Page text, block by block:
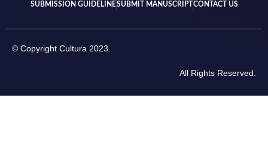
SUBMISSION GUIDELINESUBMIT MANUSCRIPT CONTACT US
© Copyright Cultura 2023.
All Rights Reserved.